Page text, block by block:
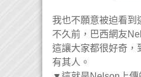
我也不願意被迫看到
不久前，巴西網友
這讓大家都很好奇，
有其人。